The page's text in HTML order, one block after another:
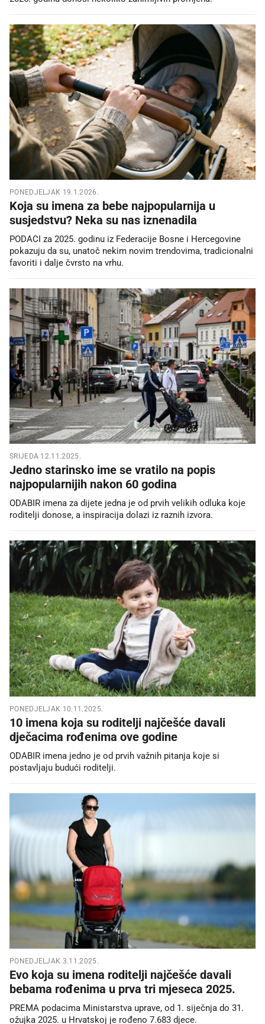
PONEDJELJAK 19.1.2026.
Koja su imena za bebe najpopularnija u
susjedstvu? Neka su nas iznenadila
PODACI za 2025. godinu iz Federacije Bosne i Hercegovine
pokazuju da su, unatoč nekim novim trendovima, tradicionalni
favoriti i dalje čvrsto na vrhu.
SRIJEDA 12.11.2025.
Jedno starinsko ime se vratilo na popis
najpopularnijih nakon 60 godina
ODABIR imena za dijete jedna je od prvih velikih odluka koje
roditelji donose, a inspiracija dolazi iz raznih izvora.
PONEDJELJAK 10.11.2025.
10 imena koja su roditelji najčešće davali
dječacima rođenima ove godine
ODABIR imena jedno je od prvih važnih pitanja koje si
postavljaju budući roditelji.
PONEDJELJAK 3.11.2025.
Evo koja su imena roditelji najčešće davali
bebama rođenima u prva tri mjeseca 2025.
PREMA podacima Ministarstva uprave, od 1. siječnja do 31.
ožujka 2025. u Hrvatskoj je rođeno 7.683 djece.